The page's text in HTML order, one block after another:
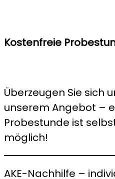
Kostenfreie
Überzeugen Sie sich
unserem Angebot –
Probestunde ist
möglich!
AKE-Nachhilfe –